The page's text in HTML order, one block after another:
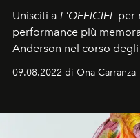
Unisciti a L'OFFICIEL per
performance più
Anderson nel corso degli
09.08.2022 di Ona Carranza